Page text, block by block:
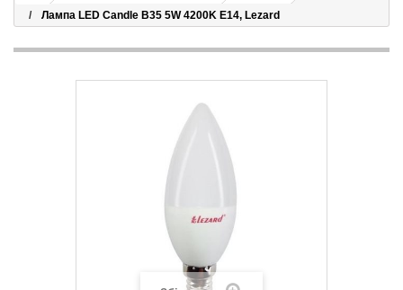
Лампа LED Candle B35 5W 4200K E14, Lezard